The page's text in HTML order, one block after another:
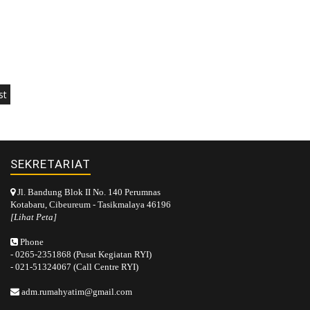
SEKRETARIAT
Jl. Bandung Blok II No. 140 Perumnas
Kotabaru, Cibeureum - Tasikmalaya 46196
[Lihat Peta]
Phone
- 0265-2351868 (Pusat Kegiatan RYI)
- 021-51324067 (Call Centre RYI)
adm.rumahyatim@gmail.com